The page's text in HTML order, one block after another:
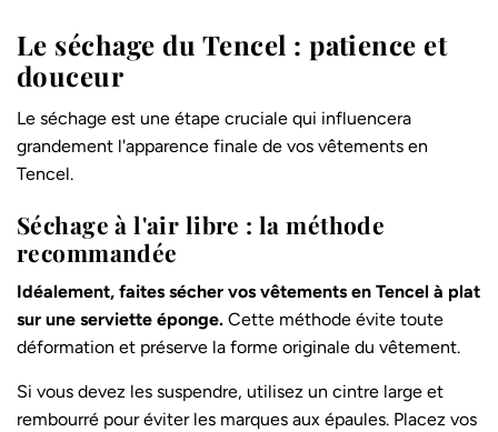
Le séchage du Tencel : patience et
douceur
Le séchage est une étape cruciale qui influencera
grandement l'apparence finale de vos vêtements en
Tencel.
Séchage à l'air libre : la méthode
recommandée
Idéalement, faites sécher vos vêtements en Tencel à plat
sur une serviette éponge. Cette méthode évite toute
déformation et préserve la forme originale du vêtement.
Si vous devez les suspendre, utilisez un cintre large et
rembourré pour éviter les marques aux épaules. Placez vos